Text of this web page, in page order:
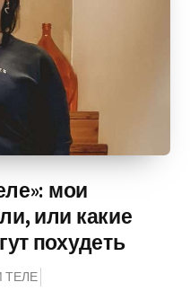
мои
или какие
похудеть